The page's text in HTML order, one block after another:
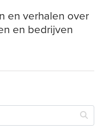
en verhalen over
en bedrijven